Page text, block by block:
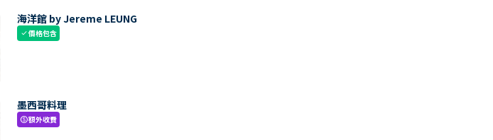
海洋館 by Jereme LEUNG
check價格包含
墨西哥料理
paid額外收費